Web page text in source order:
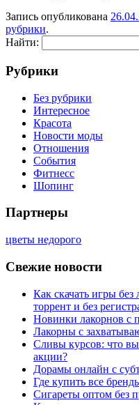
Запись опубликована
рубрики.
Найти:
Рубрики
Без рубрики
Интересное
Красота
Новости моды
Отношения
События
Фитнесс
Шопинг
Партнеры
цветы недорого
Свежие новости
Как скачать игры без
торрент и без
Новинки лакорнов с
Лакорны с
Сливы курсов: что
акции?
Дорамы онлайн с
Где купить все
Сигареты оптом без